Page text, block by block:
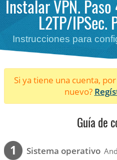
Instalar VPN.
L2TP/IPSec.
Instrucciones para
Si ya tiene una cuenta,
nuevo?
Guía de
1 Sistema operativo